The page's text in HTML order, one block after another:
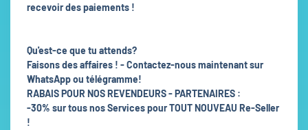
recevoir des paiements !
Qu'est-ce que tu attends?
Faisons des affaires ! - Contactez-nous maintenant sur
WhatsApp ou télégramme!
RABAIS POUR NOS REVENDEURS - PARTENAIRES :
-30% sur tous nos Services pour TOUT NOUVEAU Re-Seller
!